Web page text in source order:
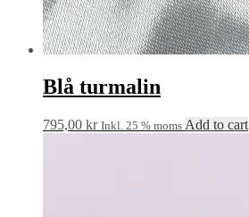
Blå turmalin
795,00 kr Inkl. 25 % moms Add to cart